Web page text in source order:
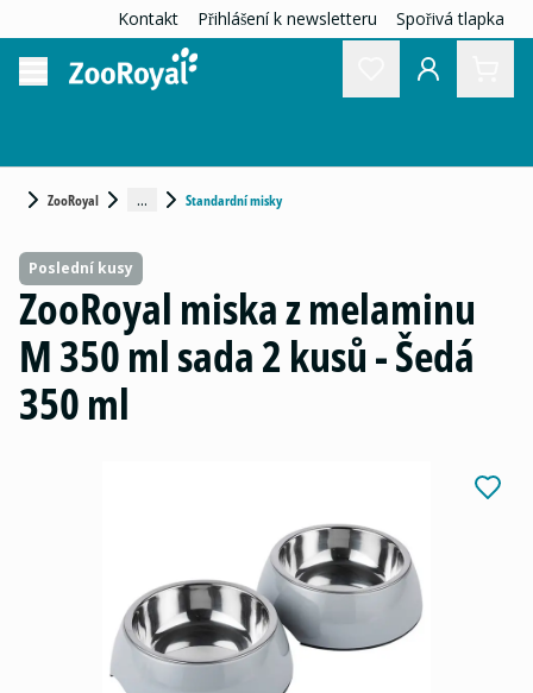
Kontakt Přihlášení k newsletteru Spořivá tlapka
ZooRoyal ... Standardní misky
Poslední kusy
ZooRoyal miska z melaminu
M 350 ml sada 2 kusů - Šedá
350 ml